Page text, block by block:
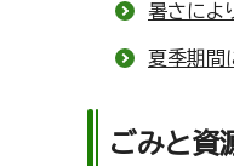
暑さによ
夏季期間
ごみと資